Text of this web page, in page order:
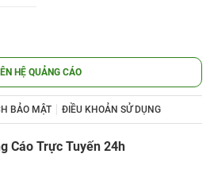
HỆ QUẢNG CÁO
BẢO MẬT ĐIỀU KHOẢN SỬ DỤNG
Cáo Trực Tuyến 24h